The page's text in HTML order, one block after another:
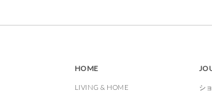
HOME
LIVING & HOME シ